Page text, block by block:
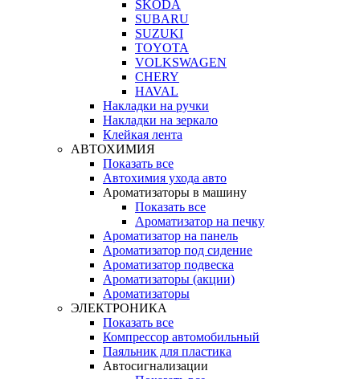
SKODA
SUBARU
SUZUKI
TOYOTA
VOLKSWAGEN
CHERY
HAVAL
Накладки на ручки
Накладки на зеркало
Клейкая лента
АВТОХИМИЯ
Показать все
Автохимия ухода авто
Ароматизаторы в машину
Показать все
Ароматизатор на печку
Ароматизатор на панель
Ароматизатор под сидение
Ароматизатор подвеска
Ароматизаторы (акции)
Ароматизаторы
ЭЛЕКТРОНИКА
Показать все
Компрессор автомобильный
Паяльник для пластика
Автосигнализации